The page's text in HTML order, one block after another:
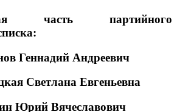
часть партийного
Андреевич
Евгеньевна
Вячеславович